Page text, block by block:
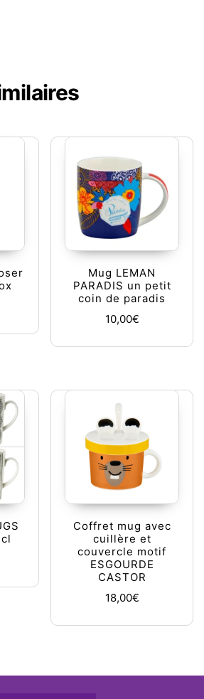
Mug LEMAN
PARADIS un petit
coin de paradis
10,00€
Coffret mug avec
cuillère et
couvercle motif
ESGOURDE
CASTOR
18,00€